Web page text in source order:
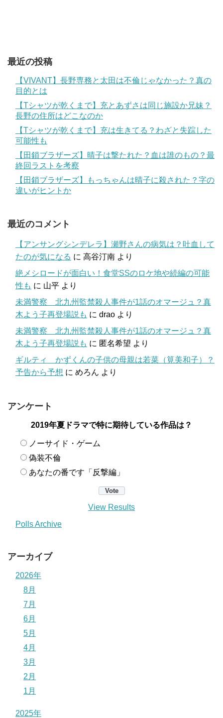
最近の投稿
【VIVANT】長野専務と太田は不倫じゃなかった？真の
目的とは
【Tシャツが乾くまで】充とあずさは同じ施設か兄妹？
長野の住所はどこなのか
【Tシャツが乾くまで】充は生きてる？わざと失踪した
可能性も
【田鎖ブラザーズ】晴子は撃たれた？血は誰のもの？最
終回ラストを考察
【田鎖ブラザーズ】もっちゃんは晴子に殺された？字の
違いがヒントか
最近のコメント
【アンサングシンデレラ】瀬野さんの病気は？吐血して
たのが気になる に 高谷汀南 より
絶メシロードが面白い！食堂SSのロケ地や続編の可能
性も に 山平 より
未満警察 北九州監禁殺人事件が1話のオマージュ？真
木よう子再登場説も に drao より
未満警察 北九州監禁殺人事件が1話のオマージュ？真
木よう子再登場説も に 匿名希望 より
ギルティ かずくんの子供の母親は若菜（筧美和子）？
予告から予想 に めろん より
アンケート
2019年夏ドラマで特に期待している作品は？
ノーサイド・ゲーム
偽装不倫
あなたの番です「反撃編」
View Results
Polls Archive
アーカイブ
2026年
8月
7月
6月
5月
4月
3月
2月
1月
2025年